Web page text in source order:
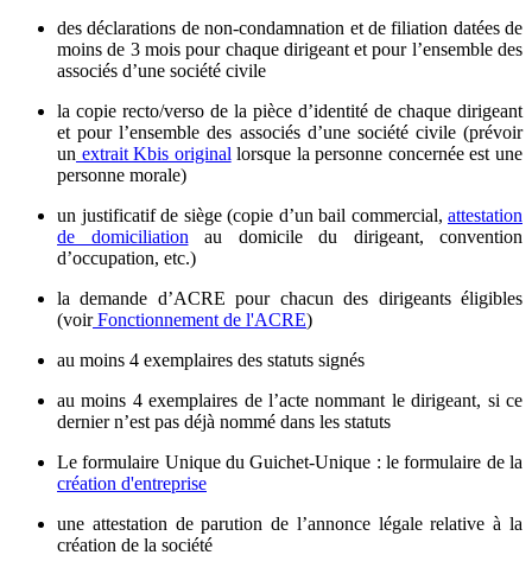
des déclarations de non-condamnation et de filiation datées de
moins de 3 mois pour chaque dirigeant et pour l’ensemble des
associés d’une société civile
la copie recto/verso de la pièce d’identité de chaque dirigeant
et pour l’ensemble des associés d’une société civile (prévoir
un extrait Kbis original lorsque la personne concernée est une
personne morale)
un justificatif de siège (copie d’un bail commercial, attestation
de domiciliation au domicile du dirigeant, convention
d’occupation, etc.)
la demande d’ACRE pour chacun des dirigeants éligibles
(voirFonctionnement de l'ACRE)
au moins 4 exemplaires des statuts signés
au moins 4 exemplaires de l’acte nommant le dirigeant, si ce
dernier n’est pas déjà nommé dans les statuts
Le formulaire Unique du Guichet-Unique : le formulaire de la
création d'entreprise
une attestation de parution de l’annonce légale relative à la
création de la société